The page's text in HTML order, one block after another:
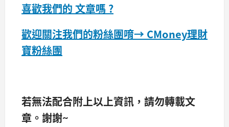
喜歡我們的 文章嗎 ?
歡迎關注我們的粉絲團唷→ CMoney理財
寶粉絲團
若無法配合附上以上資訊，請勿轉載文
章。​謝謝~